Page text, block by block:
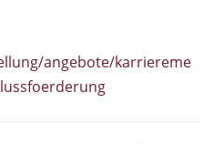
angebote/karriereme